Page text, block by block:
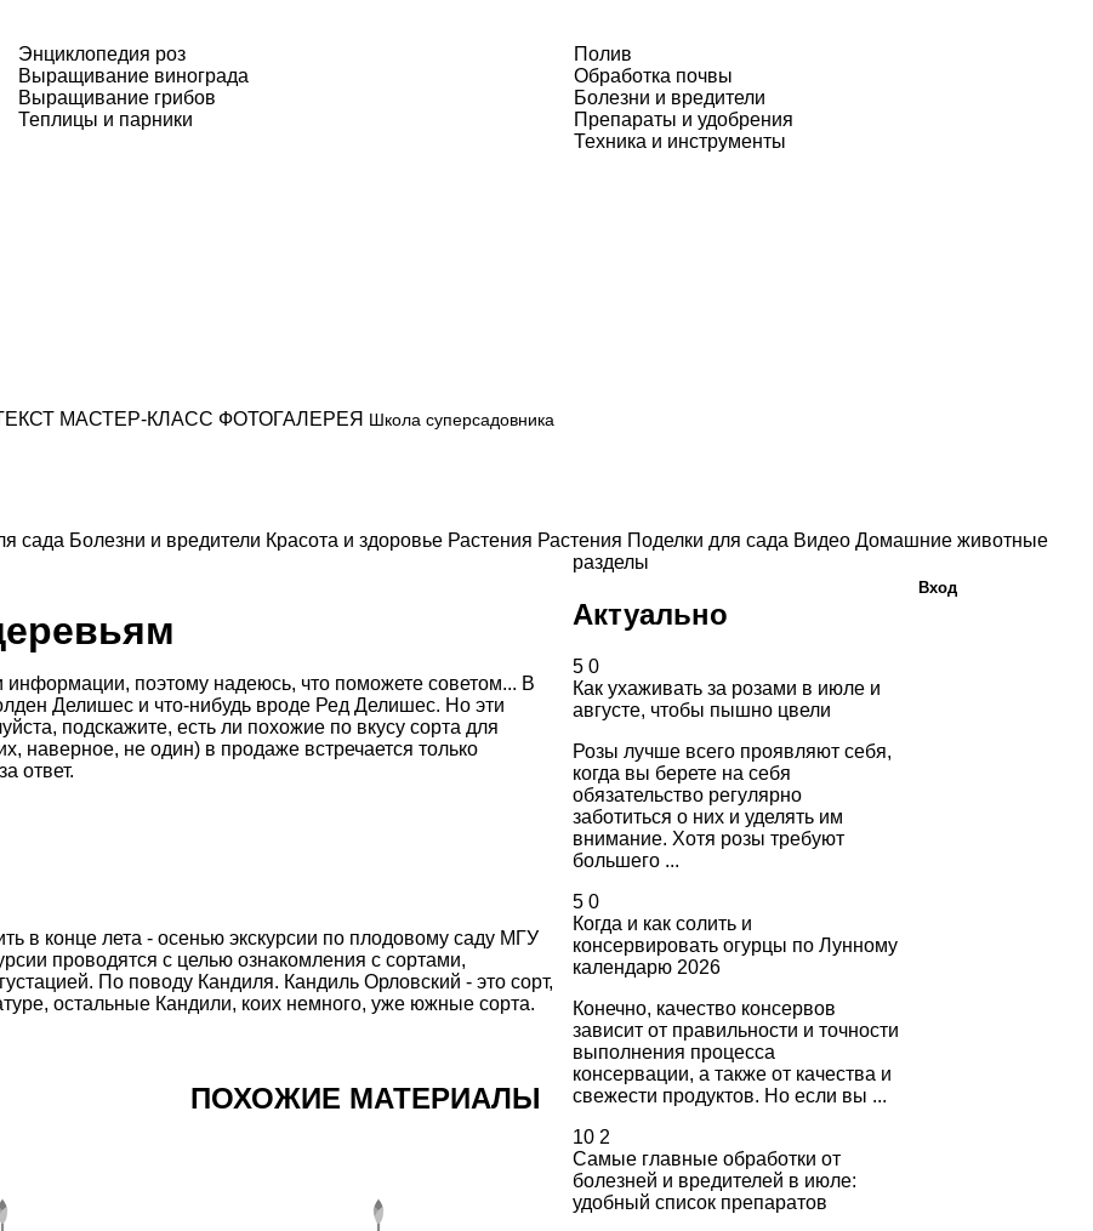
Энциклопедия роз
Выращивание винограда
Выращивание грибов
Теплицы и парники
Полив
Обработка почвы
Болезни и вредители
Препараты и удобрения
Техника и инструменты
МАСТЕР-КЛАСС ФОТОГАЛЕРЕЯ Школа суперсадовника
сада Болезни и вредители Красота и здоровье Растения Растения Поделки для сада Видео Домашние животные
поэтому надеюсь, что поможете советом... В
Делишес и что-нибудь вроде Ред Делишес. Но эти
подскажите, есть ли похожие по вкусу сорта для
наверное, не один) в продаже встречается только
ответ.
в конце лета - осенью экскурсии по плодовому саду МГУ
проводятся с целью ознакомления с сортами,
По поводу Кандиля. Кандиль Орловский - это сорт,
остальные Кандили, коих немного, уже южные сорта.
ПОХОЖИЕ МАТЕРИАЛЫ
разделы
Актуально
5 0
Как ухаживать за розами в июле и
августе, чтобы пышно цвели
Розы лучше всего проявляют себя,
когда вы берете на себя
обязательство регулярно
заботиться о них и уделять им
внимание. Хотя розы требуют
большего ...
5 0
Когда и как солить и
консервировать огурцы по Лунному
календарю 2026
Конечно, качество консервов
зависит от правильности и точности
выполнения процесса
консервации, а также от качества и
свежести продуктов. Но если вы ...
10 2
Самые главные обработки от
болезней и вредителей в июле:
удобный список препаратов
Вход